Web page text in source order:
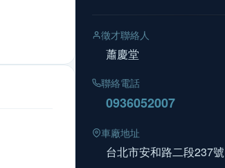
徵才聯絡人
蕭慶堂
聯絡電話
0936052007
車廠地址
台北市安和路二段237號